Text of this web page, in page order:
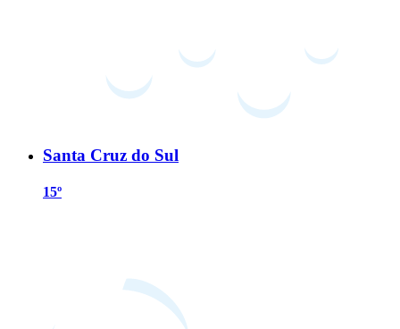
Santa Cruz do Sul
15º